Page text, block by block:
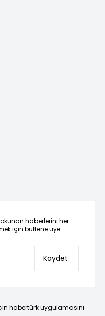
haberlerini her
için bültene üye
Kaydet
habertürk uygulamasını